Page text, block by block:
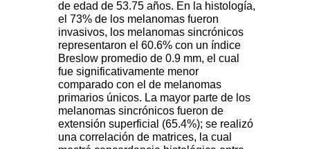
de edad de 53.75 años. En la histología,
el 73% de los melanomas fueron
invasivos, los melanomas sincrónicos
representaron el 60.6% con un índice
Breslow promedio de 0.9 mm, el cual
fue significativamente menor
comparado con el de melanomas
primarios únicos. La mayor parte de los
melanomas sincrónicos fueron de
extensión superficial (65.4%); se realizó
una correlación de matrices, la cual